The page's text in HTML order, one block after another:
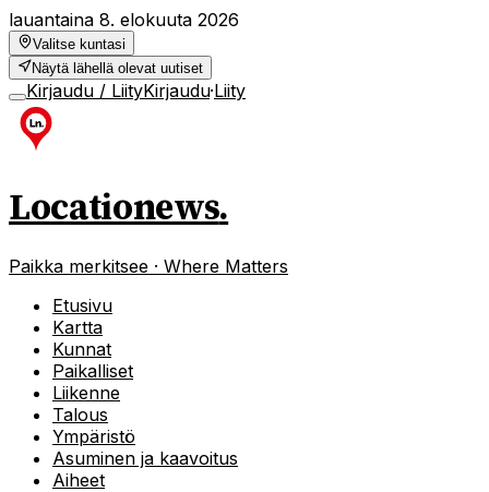
lauantaina 8. elokuuta 2026
Valitse kuntasi
Näytä lähellä olevat uutiset
Kirjaudu / LiityKirjaudu·Liity
Locationews.
Paikka merkitsee · Where Matters
Etusivu
Kartta
Kunnat
Paikalliset
Liikenne
Talous
Ympäristö
Asuminen ja kaavoitus
Aiheet